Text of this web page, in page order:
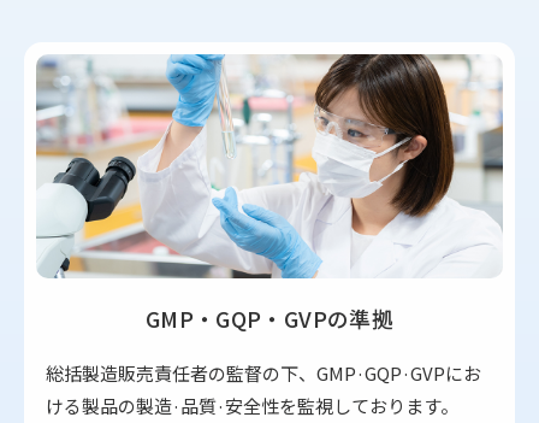
GMP・GQP・GVPの準拠
総括製造販売責任者の監督の下、GMP·GQP·GVPにお
ける製品の製造·品質·安全性を監視しております。